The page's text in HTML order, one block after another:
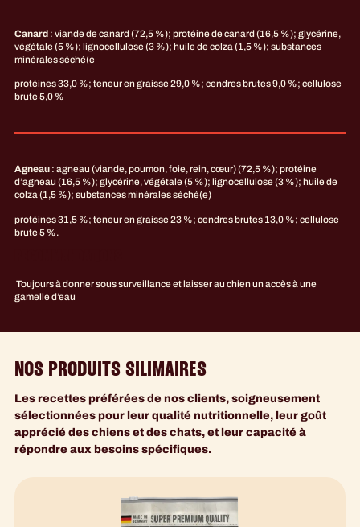
Canard : viande de canard (72,5 %); protéine de canard (16,5 %); glycérine,
végétale (5 %); lignocellulose (3 %); huile de colza (1,5 %); substances
minérales séché(e
protéines 33,0 %; teneur en graisse 29,0 %; cendres brutes 9,0 %; cellulose
brute 5,0 %
Agneau : agneau (viande, poumon, foie, rein, cœur) (72,5 %); protéine
d’agneau (16,5 %); glycérine, végétale (5 %); lignocellulose (3 %); huile de
colza (1,5 %); substances minérales séché(e)
protéines 31,5 %; teneur en graisse 23 %; cendres brutes 13,0 %; cellulose
brute 5 %.
Toujours à donner sous surveillance et laisser au chien un accès à une
gamelle d’eau
NOS PRODUITS SILIMAIRES
Les recettes préférées de nos clients, soigneusement
sélectionnées pour leur qualité nutritionnelle, leur goût
apprécié des chiens et des chats, et leur capacité à
répondre aux besoins spécifiques.